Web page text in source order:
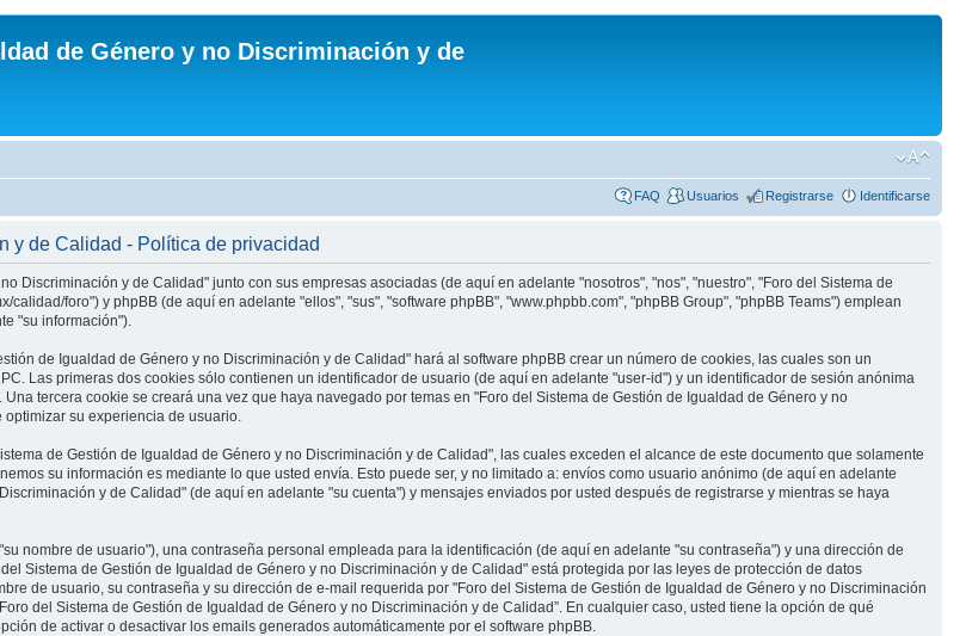
de Género y no Discriminación y de
FAQ Usuarios Registrarse Identificarse
y de Calidad - Política de privacidad
Discriminación y de Calidad" junto con sus empresas asociadas (de aquí en adelante "nosotros", "nos", "nuestro", "Foro del Sistema de
foro") y phpBB (de aquí en adelante "ellos", "sus", "software phpBB", "www.phpbb.com", "phpBB Group", "phpBB Teams") emplean
"su información").
de Igualdad de Género y no Discriminación y de Calidad" hará al software phpBB crear un número de cookies, las cuales son un
Las primeras dos cookies sólo contienen un identificador de usuario (de aquí en adelante "user-id") y un identificador de sesión anónima
tercera cookie se creará una vez que haya navegado por temas en "Foro del Sistema de Gestión de Igualdad de Género y no
su experiencia de usuario.
de Gestión de Igualdad de Género y no Discriminación y de Calidad", las cuales exceden el alcance de este documento que solamente
su información es mediante lo que usted envía. Esto puede ser, y no limitado a: envíos como usuario anónimo (de aquí en adelante
y de Calidad" (de aquí en adelante "su cuenta") y mensajes enviados por usted después de registrarse y mientras se haya
nombre de usuario"), una contraseña personal empleada para la identificación (de aquí en adelante "su contraseña") y una dirección de
Sistema de Gestión de Igualdad de Género y no Discriminación y de Calidad" está protegida por las leyes de protección de datos
de usuario, su contraseña y su dirección de e-mail requerida por "Foro del Sistema de Gestión de Igualdad de Género y no Discriminación
del Sistema de Gestión de Igualdad de Género y no Discriminación y de Calidad”. En cualquier caso, usted tiene la opción de qué
de activar o desactivar los emails generados automáticamente por el software phpBB.